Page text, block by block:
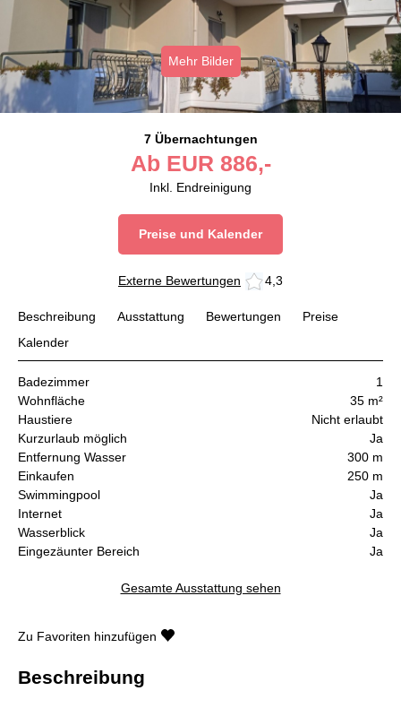
Mehr Bilder
7 Übernachtungen
Ab EUR 886,-
Inkl. Endreinigung
Preise und Kalender
Externe Bewertungen 4,3
Beschreibung Ausstattung Bewertungen
Preise
Kalender
Badezimmer
1
Wohnfläche
35 m²
Haustiere
Nicht erlaubt
Kurzurlaub möglich
Ja
Entfernung Wasser
300 m
Einkaufen
250 m
Swimmingpool
Ja
Internet
Ja
Wasserblick
Ja
Eingezäunter Bereich
Ja
Gesamte Ausstattung sehen
Zu Favoriten hinzufügen
Beschreibung